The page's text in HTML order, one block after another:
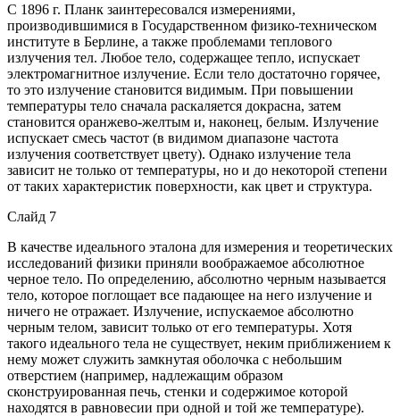
С 1896 г. Планк заинтересовался измерениями,
производившимися в Государственном физико-техническом
институте в Берлине, а также проблемами теплового
излучения тел. Любое тело, содержащее тепло, испускает
электромагнитное излучение. Если тело достаточно горячее,
то это излучение становится видимым. При повышении
температуры тело сначала раскаляется докрасна, затем
становится оранжево-желтым и, наконец, белым. Излучение
испускает смесь частот (в видимом диапазоне частота
излучения соответствует цвету). Однако излучение тела
зависит не только от температуры, но и до некоторой степени
от таких характеристик поверхности, как цвет и структура.
Слайд 7
В качестве идеального эталона для измерения и теоретических
исследований физики приняли воображаемое абсолютное
черное тело. По определению, абсолютно черным называется
тело, которое поглощает все падающее на него излучение и
ничего не отражает. Излучение, испускаемое абсолютно
черным телом, зависит только от его температуры. Хотя
такого идеального тела не существует, неким приближением к
нему может служить замкнутая оболочка с небольшим
отверстием (например, надлежащим образом
сконструированная печь, стенки и содержимое которой
находятся в равновесии при одной и той же температуре).